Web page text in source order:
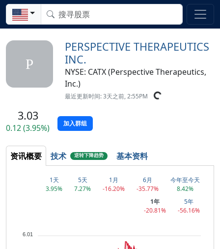
P
PERSPECTIVE THERAPEUTICS
INC.
NYSE: CATX (Perspective Therapeutics,
Inc.)
最近更新时间: 3天之前, 2:55PM
3.03
0.12 (3.95%) 加入群组
资讯概要 技术 逆转下降趋势 基本资料
1天
3.95%
5天
7.27%
1月
-16.20%
6月
-35.77%
今年至今天
8.42%
1年
-20.81%
5年
-56.16%
6.01